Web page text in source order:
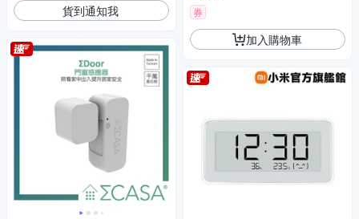
貨到通知我 券
加入購物車